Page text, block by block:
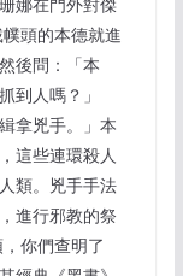
頭的本德就進
後問：「本
到人嗎？」
拿兇手。」本
這些連環殺人
類。兇手手法
進行邪教的祭
你們查明了